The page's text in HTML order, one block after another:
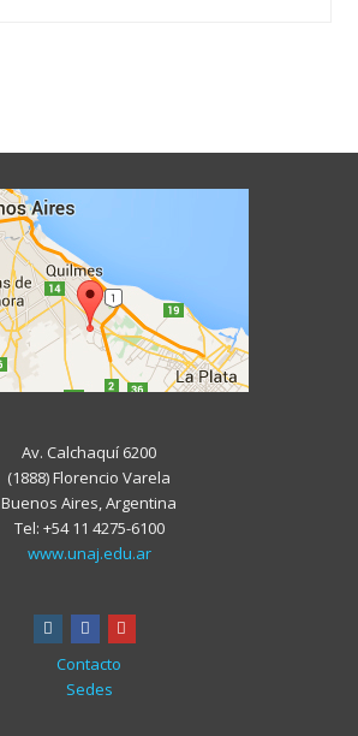
Av. Calchaquí 6200
(1888) Florencio Varela
Buenos Aires, Argentina
Tel: +54 11 4275-6100
www.unaj.edu.ar
instagram
facebook
Contacto
Sedes